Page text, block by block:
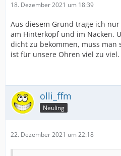
18. Dezember 2021 um 18:39
Aus diesem Grund trage ich
am Hinterkopf und im Nacken.
dicht zu bekommen, muss man
ist für unsere Ohren viel zu viel.
olli_ffm
Neuling
22. Dezember 2021 um 22:18